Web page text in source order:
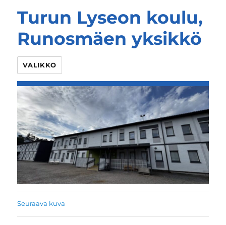
Turun Lyseon koulu,
Runosmäen yksikkö
VALIKKO
Seuraava kuva